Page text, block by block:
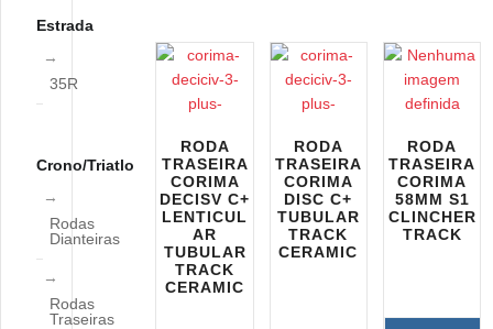
RODA
TRASEIRA
CORIMA
DECISV C+
LENTICUL
AR
TUBULAR
TRACK
CERAMIC
RODA
TRASEIRA
CORIMA
DISC C+
TUBULAR
TRACK
CERAMIC
RODA
TRASEIRA
CORIMA
58MM S1
CLINCHER
TRACK
Estrada
35R
Crono/Triatlo
Rodas
Dianteiras
Rodas
Traseiras